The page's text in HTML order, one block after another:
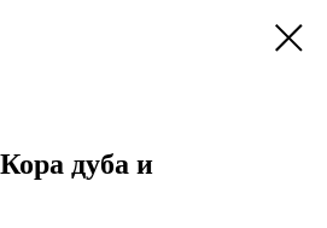
дуба и